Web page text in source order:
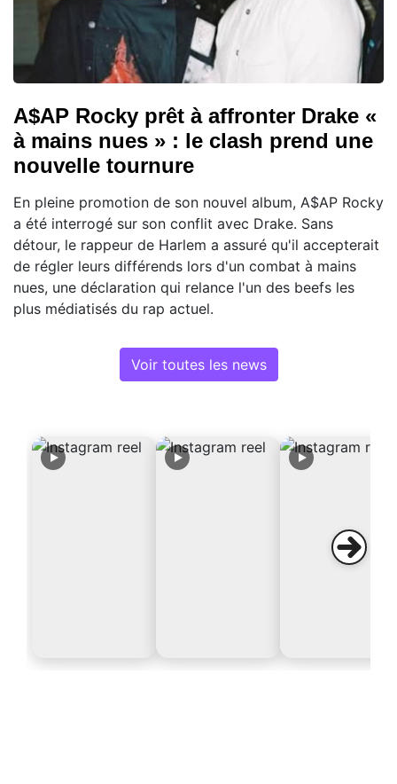
A$AP Rocky prêt à affronter Drake «
à mains nues » : le clash prend une
nouvelle tournure
En pleine promotion de son nouvel album, A$AP Rocky
a été interrogé sur son conflit avec Drake. Sans
détour, le rappeur de Harlem a assuré qu'il accepterait
de régler leurs différends lors d'un combat à mains
nues, une déclaration qui relance l'un des beefs les
plus médiatisés du rap actuel.
Voir toutes les news